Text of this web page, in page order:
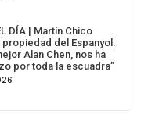
DÍA | Martín Chico
del Espanyol:
Alan Chen, nos ha
por toda la escuadra”